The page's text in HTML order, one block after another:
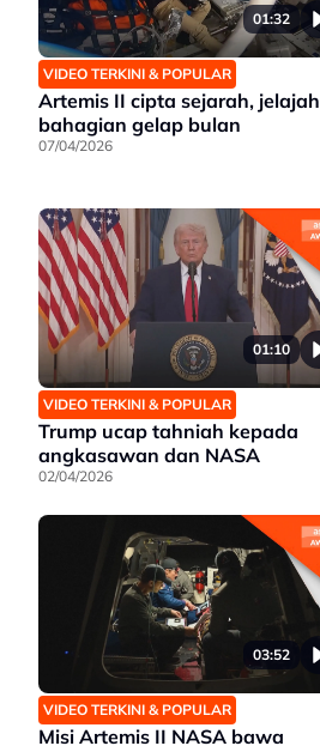
01:32
VIDEO TERKINI & POPULAR
Artemis II cipta sejarah, jelajah
bahagian gelap bulan
07/04/2026
01:10
VIDEO TERKINI & POPULAR
Trump ucap tahniah kepada
angkasawan dan NASA
02/04/2026
03:52
VIDEO TERKINI & POPULAR
Misi Artemis II NASA bawa